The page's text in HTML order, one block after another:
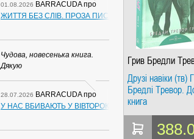
01.08.2026 BARRACUDAпро
ЖИТТЯ БЕЗ СЛІВ. ПРОЗА ПИСЬМЕННИКІВ ІЗ ГУАНСІ.
Чудова, новесенька книга.
Дякую
28.07.2026 BARRACUDAпро
У НАС ВБИВАЮТЬ У ВІВТОРОК. СЛАПОВСЬКИЙ О.І.
Грив Бредли
Друзі навіки (тв)
Бредлі Тревор.
книга